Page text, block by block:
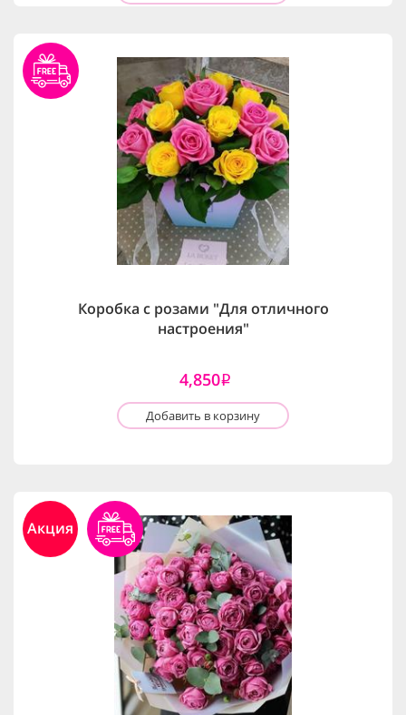
Коробка с розами "Для отличного
настроения"
4,850i
Добавить в корзину
Акция